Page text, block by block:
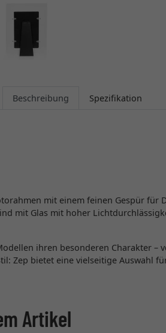
Beschreibung Spezifikation
mit einem feinen Gespür für
mit Glas mit hoher
ihren besonderen Charakter –
Zep bietet eine vielseitige Auswahl
Artikel